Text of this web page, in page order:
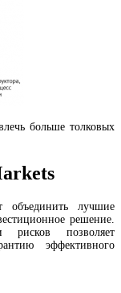
больше толковых
объединить лучшие
решение.
рисков позволяет
эффективного